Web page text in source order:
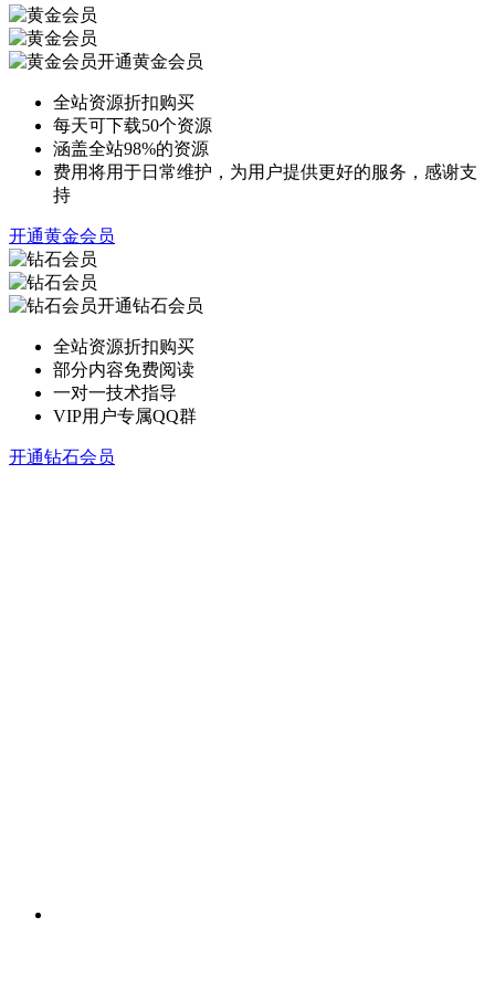
开通黄金会员
全站资源折扣购买
每天可下载50个资源
涵盖全站98%的资源
费用将用于日常维护，为用户提供更好的服务，感谢支
持
开通黄金会员
开通钻石会员
全站资源折扣购买
部分内容免费阅读
一对一技术指导
VIP用户专属QQ群
开通钻石会员